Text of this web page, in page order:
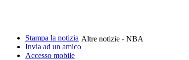
Stampa la notizia
Invia ad un amico
Accesso mobile
Altre notizie - NBA